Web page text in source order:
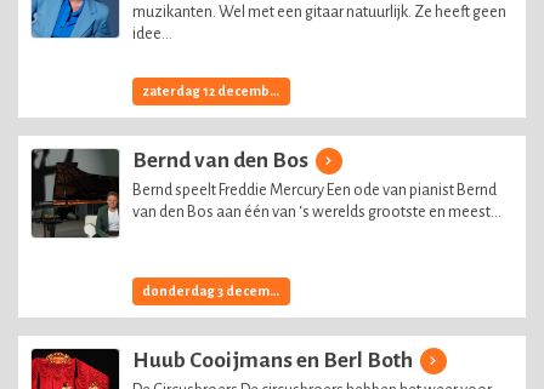
muzikanten. Wel met een gitaar natuurlijk. Ze heeft geen
idee...
zaterdag 12 december, 2026
Bernd van den Bos
Bernd speelt Freddie Mercury Een ode van pianist Bernd
van den Bos aan één van ‘s werelds grootste en meest...
donderdag 3 december, 2026
Huub Cooijmans en Berl Both